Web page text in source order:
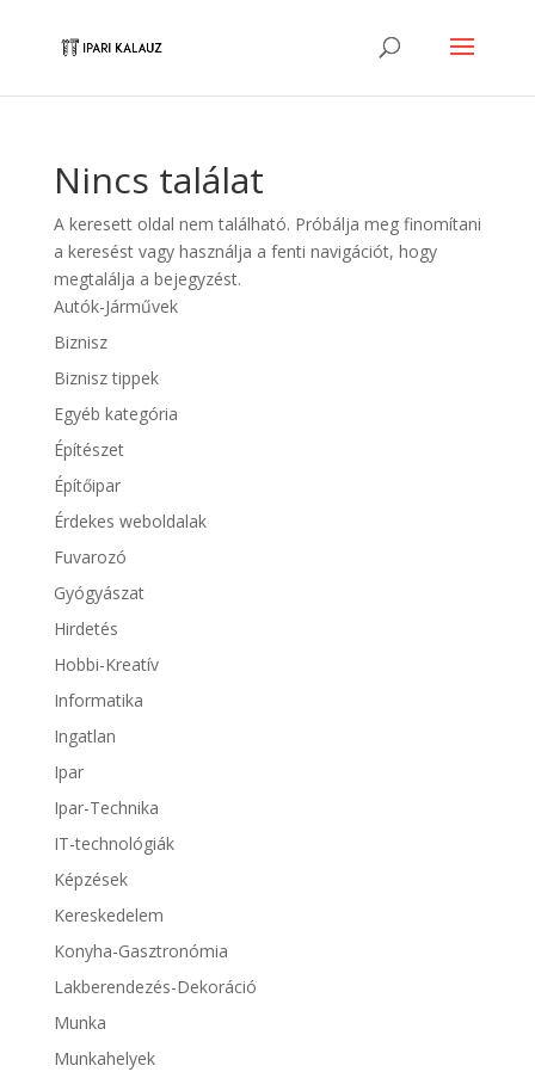
Nincs találat
A keresett oldal nem található. Próbálja meg finomítani
a keresést vagy használja a fenti navigációt, hogy
megtalálja a bejegyzést.
Autók-Járművek
Biznisz
Biznisz tippek
Egyéb kategória
Építészet
Építőipar
Érdekes weboldalak
Fuvarozó
Gyógyászat
Hirdetés
Hobbi-Kreatív
Informatika
Ingatlan
Ipar
Ipar-Technika
IT-technológiák
Képzések
Kereskedelem
Konyha-Gasztronómia
Lakberendezés-Dekoráció
Munka
Munkahelyek